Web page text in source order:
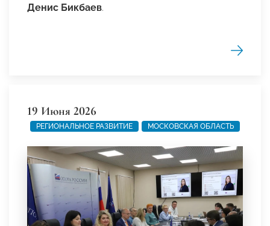
Денис Бикбаев.
19 Июня 2026
РЕГИОНАЛЬНОЕ РАЗВИТИЕ МОСКОВСКАЯ ОБЛАСТЬ